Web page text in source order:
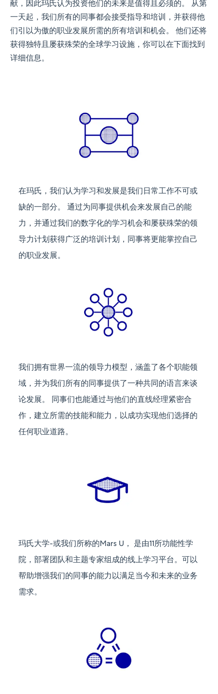
献，因此玛氏认为投资他们的未来是值得且必须的。 从第
一天起，我们所有的同事都会接受指导和培训，并获得他
们引以为傲的职业发展所需的所有培训和机会。 他们还将
获得独特且屡获殊荣的全球学习设施，你可以在下面找到
详细信息。
在玛氏，我们认为学习和发展是我们日常工作不可或
缺的一部分。 通过为同事提供机会来发展自己的能
力，并通过我们的数字化的学习机会和屡获殊荣的领
导力计划获得广泛的培训计划，同事将更能掌控自己
的职业发展。
我们拥有世界一流的领导力模型，涵盖了各个职能领
域，并为我们所有的同事提供了一种共同的语言来谈
论发展。 同事们也能通过与他们的直线经理紧密合
作，建立所需的技能和能力，以成功实现他们选择的
任何职业道路。
玛氏大学-或我们所称的Mars U， 是由11所功能性学
院，部署团队和主题专家组成的线上学习平台。可以
帮助增强我们的同事的能力以满足当今和未来的业务
需求。